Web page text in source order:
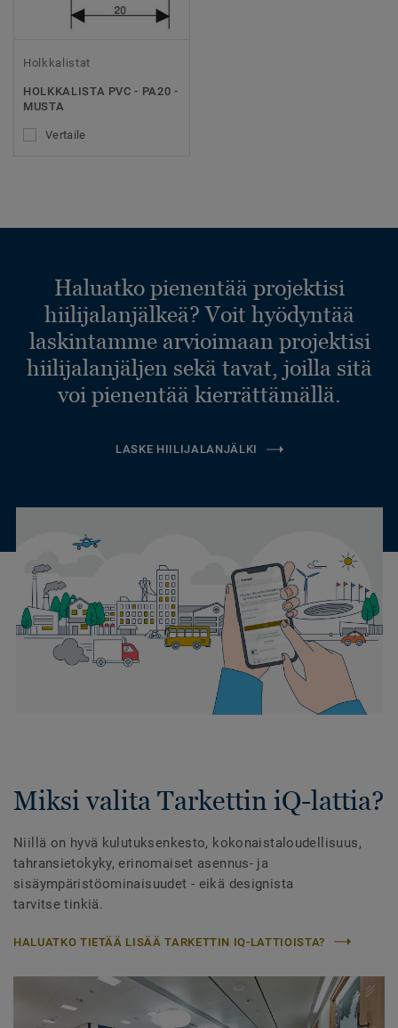
Holkkalistat
HOLKKALISTA PVC - PA20 -
MUSTA
Vertaile
Haluatko pienentää projektisi
hiilijalanjälkeä? Voit hyödyntää
laskintamme arvioimaan projektisi
hiilijalanjäljen sekä tavat, joilla sitä
voi pienentää kierrättämällä.
LASKE HIILIJALANJÄLKI
Miksi valita Tarkettin iQ-lattia?
Niillä on hyvä kulutuksenkesto, kokonaistaloudellisuus,
tahransietokyky, erinomaiset asennus- ja
sisäympäristöominaisuudet - eikä designista
tarvitse tinkiä.
HALUATKO TIETÄÄ LISÄÄ TARKETTIN IQ-LATTIOISTA?